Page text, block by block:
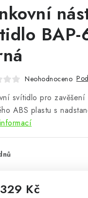
Neohodnoceno
svítidlo pro
ABS plastu s
Kč